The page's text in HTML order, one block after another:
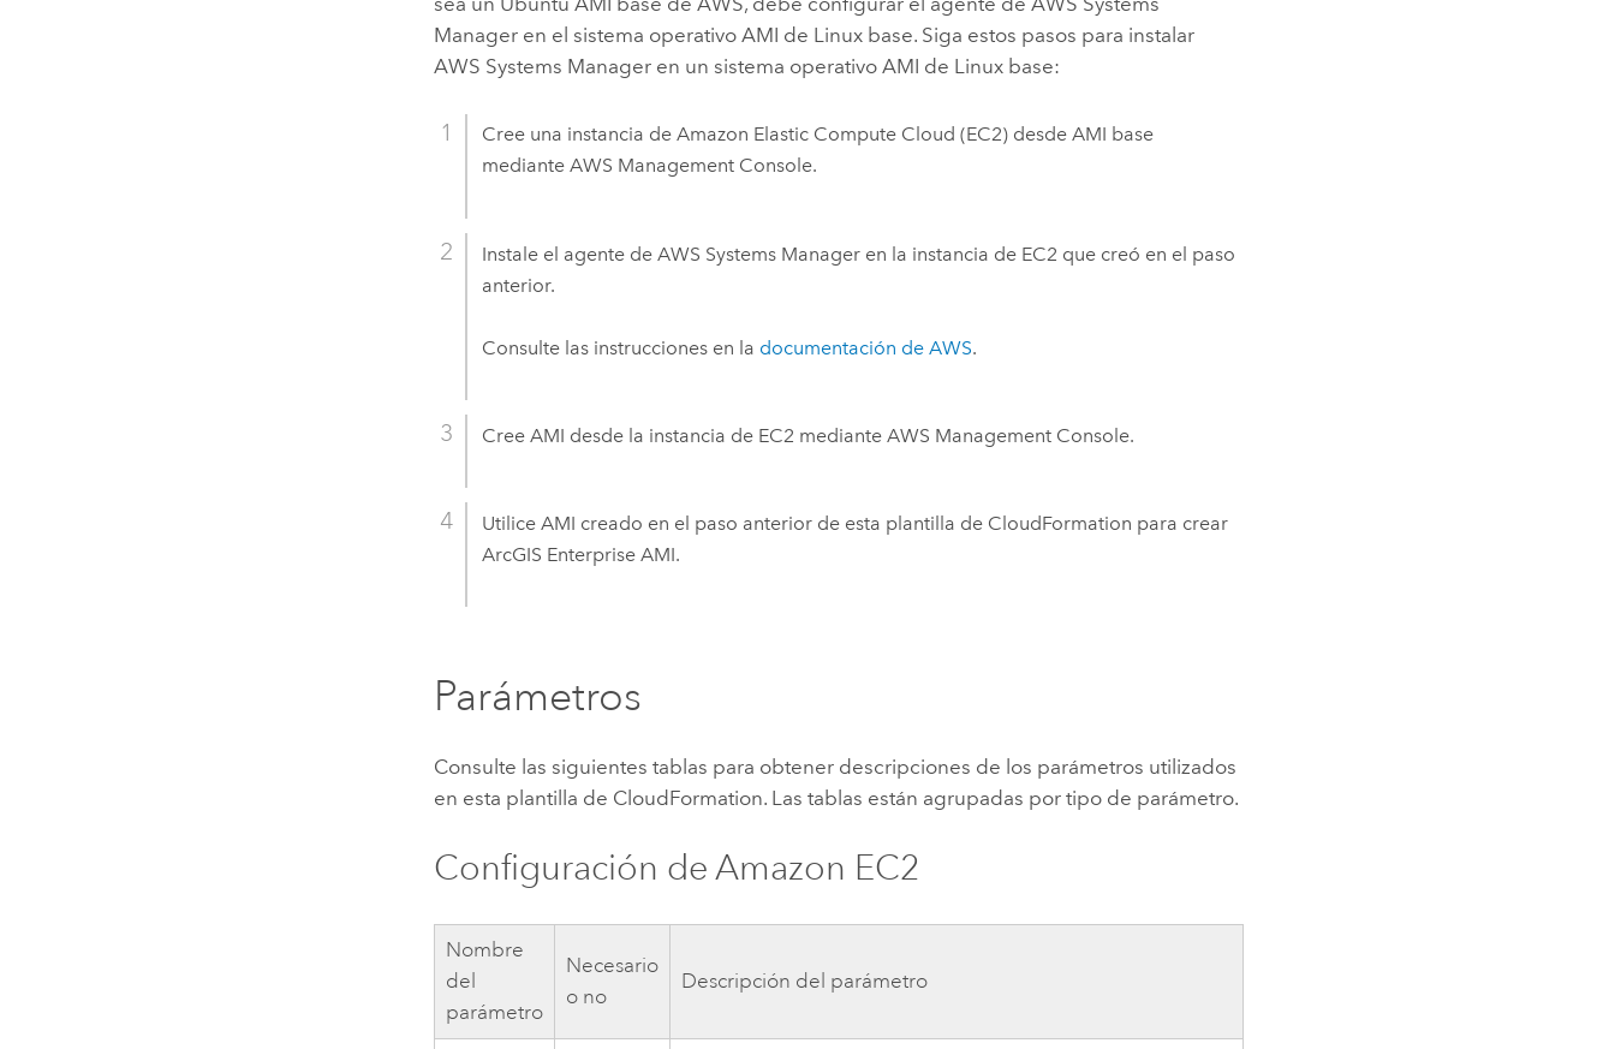
Manager en el sistema operativoAMI de Linux base. Siga estos pasos para instalar
AWS Systems Manager en un sistema operativoAMI de Linux base:
Cree una instancia deAmazon Elastic Compute Cloud (EC2) desdeAMI base
medianteAWS Management Console.
Instale el agente deAWS Systems Manager en la instancia de EC2 que creó en el paso
anterior.
Consulte las instrucciones en la documentación deAWS.
CreeAMI desde la instancia de EC2 medianteAWS Management Console.
UtiliceAMI creado en el paso anterior de esta plantilla de CloudFormation para crear
ArcGIS Enterprise AMI.
Parámetros
Consulte las siguientes tablas para obtener descripciones de los parámetros utilizados
en esta plantilla de CloudFormation. Las tablas están agrupadas por tipo de parámetro.
Configuración deAmazon EC2
Nombre
del
parámetro
Necesario
o no
Descripción del parámetro